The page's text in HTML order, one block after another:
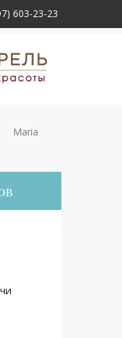
603-23-23
Maria